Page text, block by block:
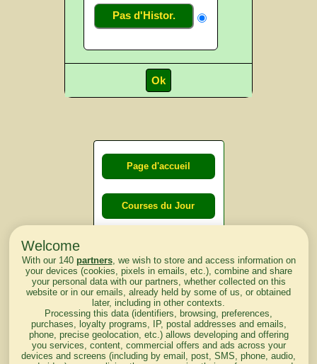
Pas d'Histor.
Page d'accueil
Courses du Jour
lendemain
Courses
d'aujourd'hui
Welcome
With our 140 partners, we wish to store and access information on
your devices (cookies, pixels in emails, etc.), combine and share
your personal data with our partners, whether collected on this
website or in our emails, already held by some of us, or obtained
later, including in other contexts.
Processing this data (identifiers, browsing, preferences,
purchases, loyalty programs, IP, postal addresses and emails,
phone, precise geolocation, etc.) allows developing and offering
you services, content, commercial offers and ads across your
devices and screens (including by email, post, SMS, phone, audio,